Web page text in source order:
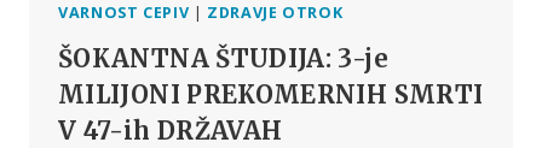
VARNOST CEPIV | ZDRAVJE OTROK
ŠOKANTNA ŠTUDIJA: 3-je
MILIJONI PREKOMERNIH SMRTI
V 47-ih DRŽAVAH